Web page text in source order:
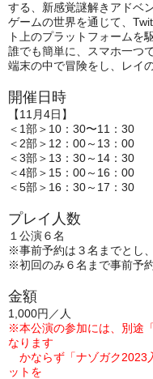
する、新感覚謎解きアドベ
ゲームの世界を通じて、
ト上のプラットフォームを
誰でも簡単に、スマホ一つ
端末の中で冒険をし、レイ
開催日時
【11月4日】
＜1部＞10：30〜11：30
＜2部＞12：00～13：00
＜3部＞13：30～14：30
＜4部＞15：00～16：00
＜5部＞16：30～17：30
プレイ人数
１公演６名
※事前予約は３名までとし
※初回のみ６名まで事前予
金額
1,000円／人
※本公演の参加には、別途
なります
かならず「ナゾガク2023
ットを